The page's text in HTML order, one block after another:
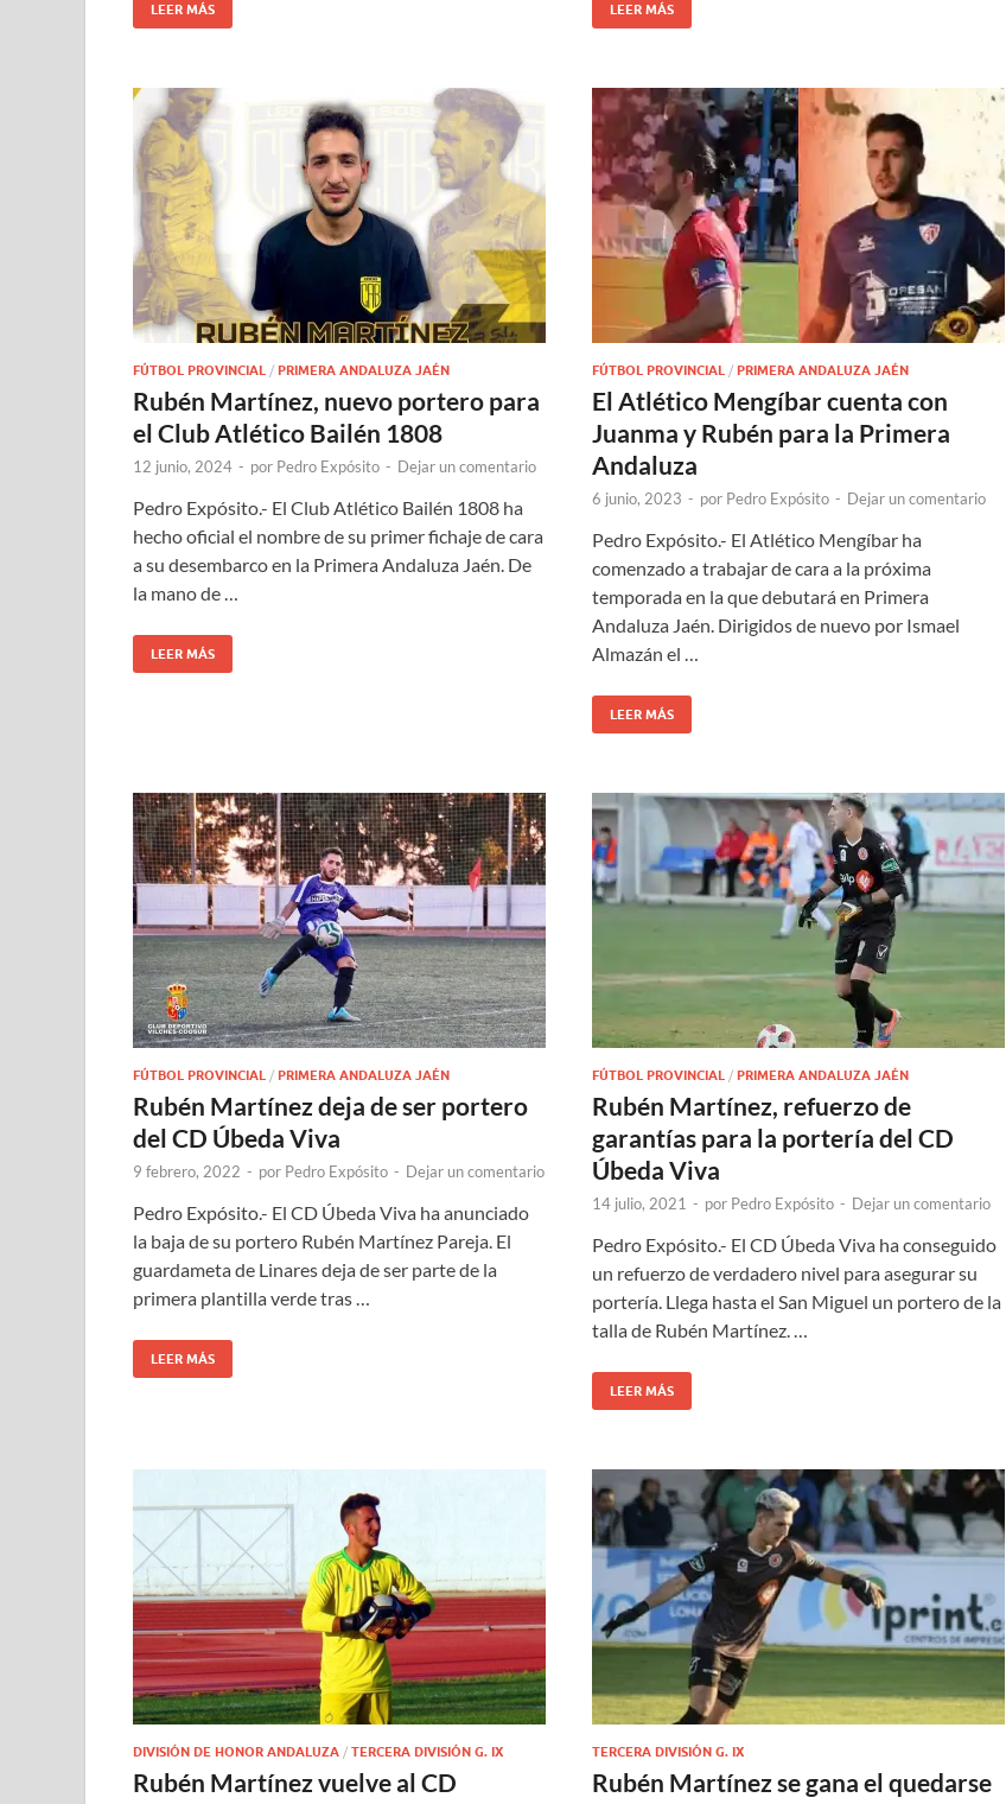
LEER MÁS LEER MÁS
FÚTBOL PROVINCIAL / PRIMERA ANDALUZA JAÉN
Rubén Martínez, nuevo portero para
el Club Atlético Bailén 1808
12 junio, 2024 - por Pedro Expósito - Dejar un comentario
Pedro Expósito.- El Club Atlético Bailén 1808 ha
hecho oficial el nombre de su primer fichaje de cara
a su desembarco en la Primera Andaluza Jaén. De
la mano de …
LEER MÁS
FÚTBOL PROVINCIAL / PRIMERA ANDALUZA JAÉN
El Atlético Mengíbar cuenta con
Juanma y Rubén para la Primera
Andaluza
6 junio, 2023 - por Pedro Expósito - Dejar un comentario
Pedro Expósito.- El Atlético Mengíbar ha
comenzado a trabajar de cara a la próxima
temporada en la que debutará en Primera
Andaluza Jaén. Dirigidos de nuevo por Ismael
Almazán el …
LEER MÁS
FÚTBOL PROVINCIAL / PRIMERA ANDALUZA JAÉN
Rubén Martínez deja de ser portero
del CD Úbeda Viva
9 febrero, 2022 - por Pedro Expósito - Dejar un comentario
Pedro Expósito.- El CD Úbeda Viva ha anunciado
la baja de su portero Rubén Martínez Pareja. El
guardameta de Linares deja de ser parte de la
primera plantilla verde tras …
LEER MÁS
FÚTBOL PROVINCIAL / PRIMERA ANDALUZA JAÉN
Rubén Martínez, refuerzo de
garantías para la portería del CD
Úbeda Viva
14 julio, 2021 - por Pedro Expósito - Dejar un comentario
Pedro Expósito.- El CD Úbeda Viva ha conseguido
un refuerzo de verdadero nivel para asegurar su
portería. Llega hasta el San Miguel un portero de la
talla de Rubén Martínez. …
LEER MÁS
DIVISIÓN DE HONOR ANDALUZA / TERCERA DIVISIÓN G. IX
Rubén Martínez vuelve al CD
TERCERA DIVISIÓN G. IX
Rubén Martínez se gana el quedarse